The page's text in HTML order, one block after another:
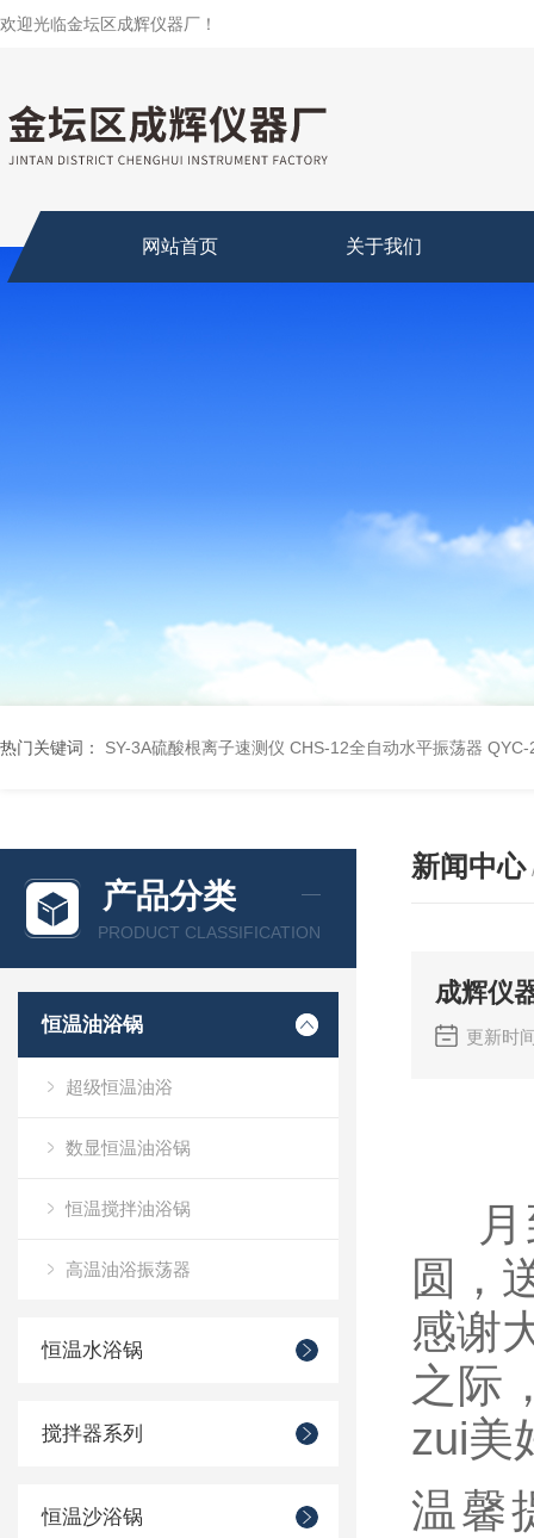
欢迎光临金坛区成辉仪器厂！
网站首页 关于我们
热门关键词： SY-3A硫酸根离子速测仪 CHS-12全自动水平振荡器 QYC-
产品分类
PRODUCT CLASSIFICATION
恒温油浴锅
超级恒温油浴
数显恒温油浴锅
恒温搅拌油浴锅
高温油浴振荡器
恒温水浴锅
搅拌器系列
恒温沙浴锅
新闻中心
成辉仪
更新时
月
圆，
感谢
之际
zui美
温馨